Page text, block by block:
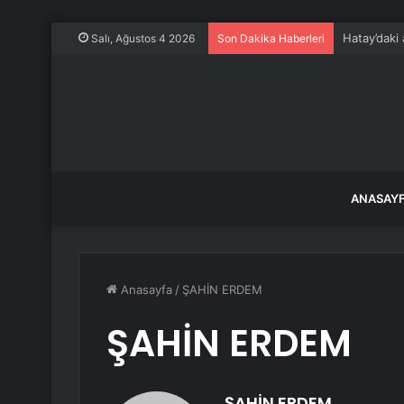
Salı, Ağustos 4 2026 Son Dakika Haberleri
Anasayfa / ŞAHİN ERDEM
ŞAHİN ERDEM